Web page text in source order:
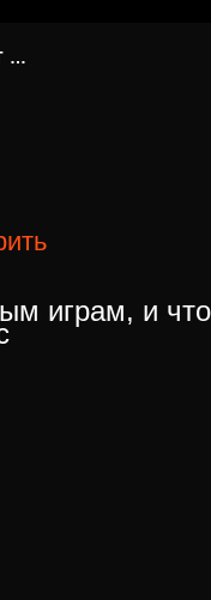
ПОЧЕМУ НАС ТЯНЕТ К РАЗНЫМ ИГРАМ, И ЧТО ЭТО МОЖЕТ ГОВОРИТЬ О НАС
играм, и что